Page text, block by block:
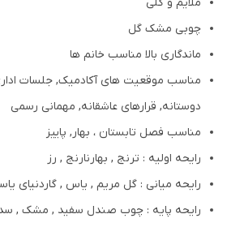
چوبی مشک گل
ماندگاری بالا مناسب خانم ها
مناسب موقعیت های آکادمیک, جلسات
دوستانه, قرارهای عاشقانه, مهمانی رسمی
مناسب فصل تابستان ، بهار, پاییز
رایحه اولیه : ترنج , بهارنارنج , رز
رایحه میانی : گل مریم , یاس , گاردنیای
رایحه پایه : چوب صندل سفید , مشک ,